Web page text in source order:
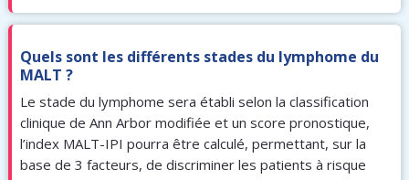
Quels sont les différents stades du lymphome du
MALT ?
Le stade du lymphome sera établi selon la classification
clinique de Ann Arbor modifiée et un score pronostique,
l’index MALT-IPI pourra être calculé, permettant, sur la
base de 3 facteurs, de discriminer les patients à risque